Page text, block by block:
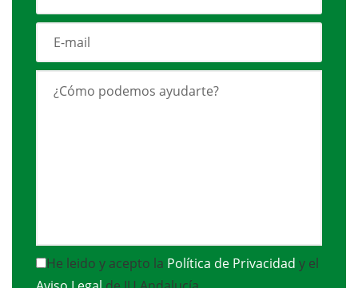
He leido y acepto la Política de Privacidad y el